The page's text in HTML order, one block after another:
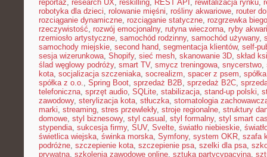
reportaż, research UX, reskilling, REST API , rewitalizacja rynku,
robotyka dla dzieci, rolowanie mięśni, rośliny akwariowe, router
rozciąganie dynamiczne, rozciąganie statyczne, rozgrzewka
rzeczywistość, rozwój emocjonalny, rutyna wieczorna, ryby
rzemiosło artystyczne, samochód rodzinny, samochód używany,
samochody miejskie, second hand, segmentacja klientów, self-
sesja wizerunkowa, Shopify, sieć mesh, skanowanie 3D, skład
ślad węglowy podróży, smart TV, smycz treningowa, snycerstwo,
kota, socjalizacja szczeniaka, socrealizm, spacer z psem,
spółka z o.o., Spring Boot, sprzedaż B2B, sprzedaż B2C,
telefoniczna, sprzęt audio, SQLite, stabilizacja, stand-up polski,
zawodowy, sterylizacja kota, stłuczka, stomatologia
marki, streaming, stres przewlekły, stroje regionalne, struktury
domowe, styl biznesowy, styl casual , styl formalny, styl smart
stypendia, sukcesja firmy, SUV, Svelte, światło niebieskie,
świetlica wiejska, świnka morska, Symfony, system OKR, szafa
podróżne, szczepienie kota, szczepienie psa, szelki dla psa,
prywatna, szkolenia zawodowe online, sztuka partycypacyjna,